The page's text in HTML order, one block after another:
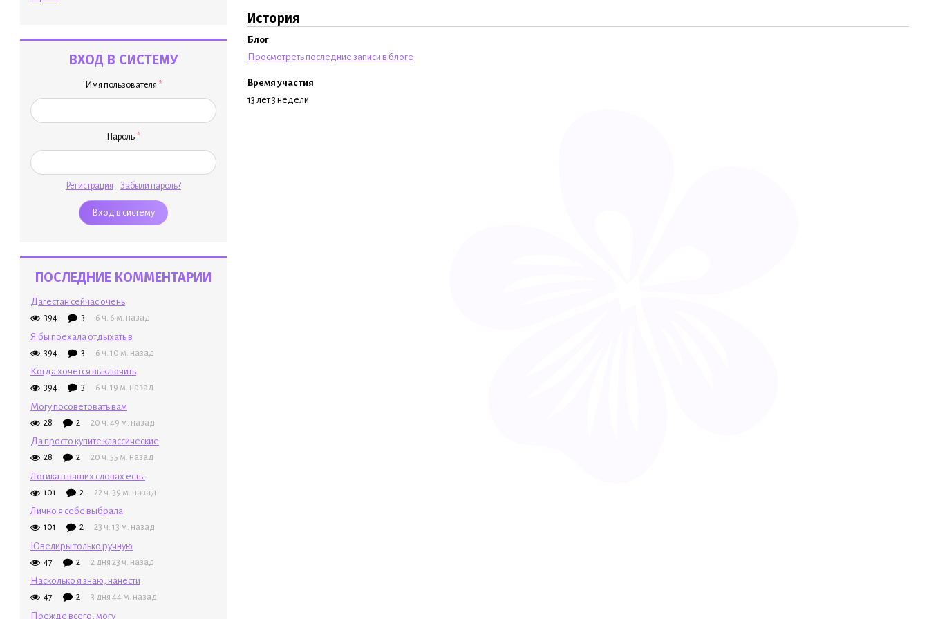
ВХОД В СИСТЕМУ
Имя пользователя *
Пароль *
Регистрация Забыли пароль?
ПОСЛЕДНИЕ КОММЕНТАРИИ
Дагестан сейчас очень
394 3 6 ч. 6 м. назад
Я бы поехала отдыхать в
394 3 6 ч. 10 м. назад
Когда хочется выключить
394 3 6 ч. 19 м. назад
Могу посоветовать вам
28 2 20 ч. 49 м. назад
Да просто купите классические
28 2 20 ч. 55 м. назад
Логика в ваших словах есть.
101 2 22 ч. 39 м. назад
Лично я себе выбрала
101 2 23 ч. 13 м. назад
Ювелиры только ручную
47 2 2 дня 23 ч. назад
Насколько я знаю, нанести
47 2 3 дня 44 м. назад
Прежде всего, могу
История
Блог
Просмотреть последние записи в блоге
Время участия
13 лет 3 недели